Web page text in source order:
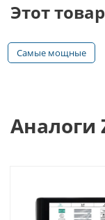
Этот
Самые мощные
Аналоги